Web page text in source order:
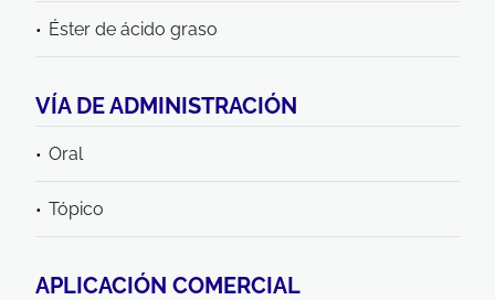
Éster de ácido graso
VÍA DE ADMINISTRACIÓN
Oral
Tópico
APLICACIÓN COMERCIAL